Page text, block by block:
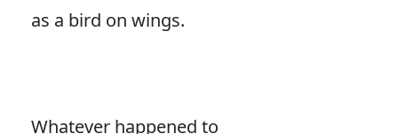
as a bird on wings.
Whatever happened to